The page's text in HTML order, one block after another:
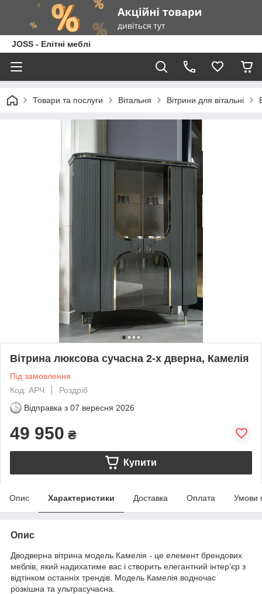
JOSS - Елітні меблі
Товари та послуги Вітальня Вітрини для вітальні
Вітрина люксова сучасна 2-х дверна, Камелія
Під замовлення
Код: АРЧ
Роздріб
Відправка з 07 вересня 2026
49 950 ₴
Купити
Опис Характеристики Доставка Оплата Умови
Опис
Дводверна вітрина модель Камелія - це елемент брендових
меблів, який надихатиме вас і створить елегантний інтер'єр з
відтінком останніх трендів. Модель Камелія водночас
розкішна та ультрасучасна.